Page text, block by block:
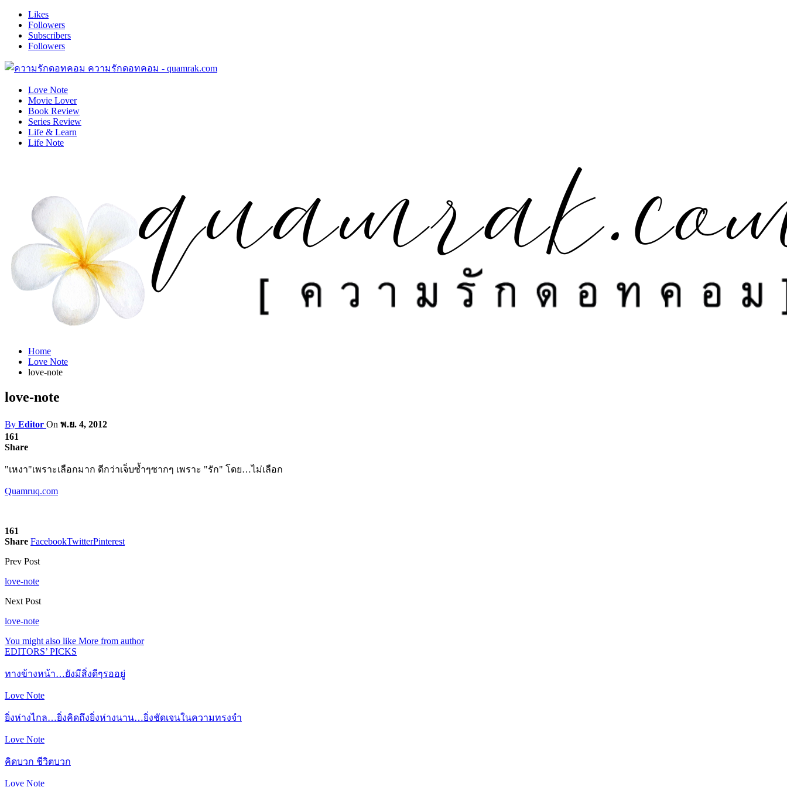
Likes
Followers
Subscribers
Followers
ความรักดอทคอม - quamrak.com
Love Note
Movie Lover
Book Review
Series Review
Life & Learn
Life Note
Home
Love Note
love-note
love-note
By Editor On พ.ย. 4, 2012
161
Share
"เหงา"เพราะเลือกมาก ดีกว่าเจ็บซ้ำๆซากๆ เพราะ "รัก" โดย…ไม่เลือก
Quamruq.com
161
Share FacebookTwitterPinterest
Prev Post
love-note
Next Post
love-note
You might also like More from author
EDITORS’ PICKS
ทางข้างหน้า…ยังมีสิ่งดีๆรออยู่
Love Note
ยิ่งห่างไกล…ยิ่งคิดถึงยิ่งห่างนาน…ยิ่งชัดเจนในความทรงจำ
Love Note
คิดบวก ชีวิตบวก
Love Note